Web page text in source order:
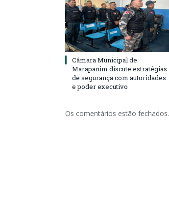
Câmara Municipal de
Marapanim discute estratégias
de segurança com autoridades
e poder executivo
Os comentários estão fechados.